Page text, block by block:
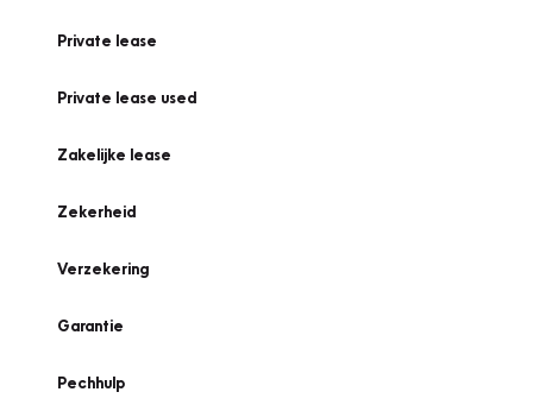
Private lease
Private lease used
Zakelijke lease
Zekerheid
Verzekering
Garantie
Pechhulp